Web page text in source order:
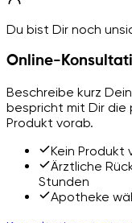
Du bist Dir noch
Online-
Beschreibe kurz
bespricht mit Dir die
Produkt vorab.
Kein Produkt
Ärztliche
Stunden
Apotheke